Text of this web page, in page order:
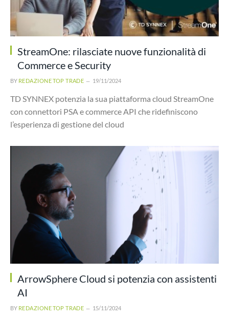
StreamOne: rilasciate nuove funzionalità di
Commerce e Security
BY REDAZIONE TOP TRADE 19/11/2024
TD SYNNEX potenzia la sua piattaforma cloud StreamOne
con connettori PSA e commerce API che ridefiniscono
l’esperienza di gestione del cloud
ArrowSphere Cloud si potenzia con assistenti
AI
BY REDAZIONE TOP TRADE 15/11/2024